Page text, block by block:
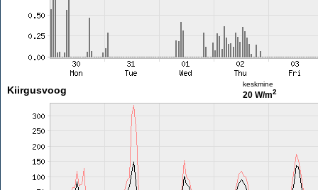
Kiirgusvoog
keskmine
20 W/m2